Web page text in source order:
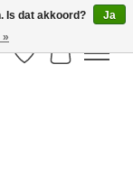
Verzenden vanaf 29
Verlanglijst
Is dat akkoord?
Ja
»